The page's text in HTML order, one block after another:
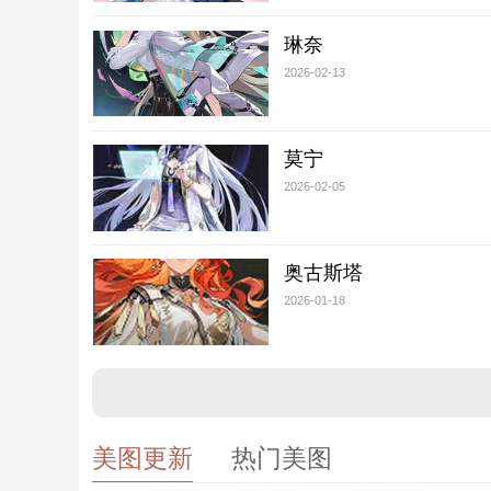
琳奈
2026-02-13
莫宁
2026-02-05
奥古斯塔
2026-01-18
美图更新 热门美图